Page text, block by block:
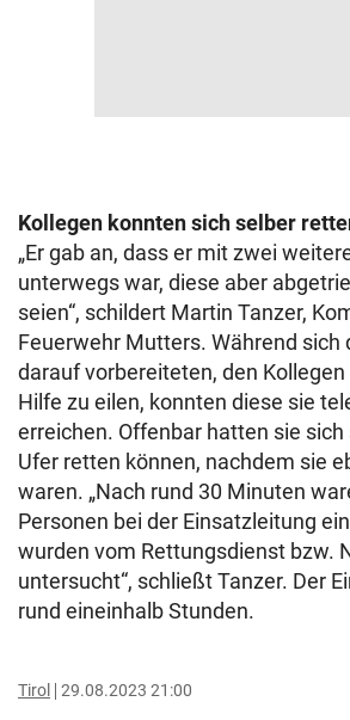
Kollegen konnten sich selber
„Er gab an, dass er mit zwei
unterwegs war, diese aber
seien“, schildert Martin Tanzer,
Feuerwehr Mutters. Während sich
darauf vorbereiteten, den
Hilfe zu eilen, konnten diese sie
erreichen. Offenbar hatten sie sich
Ufer retten können, nachdem sie
waren. „Nach rund 30 Minuten
Personen bei der Einsatzleitung
wurden vom Rettungsdienst bzw.
untersucht“, schließt Tanzer. Der
rund eineinhalb Stunden.
Tirol 29.08.2023 21:00